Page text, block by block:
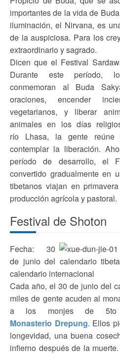
importantes de la vida de
iluminación, el Nirvana, es
de la auspiciosa. Para los
extraordinario y sagrado.
Dicen que el Festival
Durante este período,
conmemoran al Buda
oraciones, encender
vegetarianos, y liberar
animales en los días
río Lhasa, la gente
contemplar la liberación.
período de desarrollo, el
convertido gradualmente en
tibetanos viajan en
producción agrícola y pastoral.
Festival de Shoton
Fecha: 30
de junio del calendario
calendario internacional
Cada año, el 30 de junio del
miles de gente acuden al
a los monjes de
Monasterio Drepung. Ellos
longevidad, una buena
infierno después de la